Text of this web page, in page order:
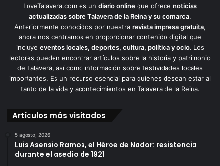
LoveTalavera.com es un diario online que ofrece noticias
actualizadas sobre Talavera de la Reina y su comarca.
Anteriormente conocidos por nuestra revista impresa gratuita,
ahora nos centramos en proporcionar contenido digital que
incluye eventos locales, deportes, cultura, política y ocio. Los
lectores pueden encontrar artículos sobre la historia y patrimonio
de Talavera, así como información sobre festividades locales
importantes. Es un recurso esencial para quienes desean estar al
tanto de la vida y acontecimientos en Talavera de la Reina.
Artículos más visitados
5 agosto, 2026
Luis Asensio Ramos, el Héroe de Nador: resistencia
durante el asedio de 1921